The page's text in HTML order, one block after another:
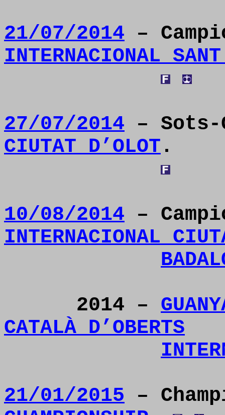
21/07/2014 –
INTERNACIONAL
27/07/2014 – Sots-
CIUTAT D’OLOT .
10/08/2014 –
INTERNACIONAL
2014 –
CATALÀ D’OBERTS
21/01/2015 –